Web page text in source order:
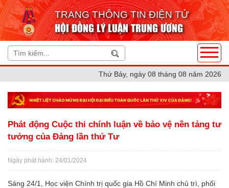
TRANG THÔNG TIN ĐIỆN TỬ
HỘI ĐỒNG LÝ LUẬN TRUNG ƯƠNG
Thứ Bảy, ngày 08 tháng 08 năm 2026
Phát động Cuộc thi chính luận về bảo vệ nền tảng tư
tưởng của Đảng lần thứ Tư
Ngày phát hành: 24/01/2024
Sáng 24/1, Học viện Chính trị quốc gia Hồ Chí Minh chủ trì, phối